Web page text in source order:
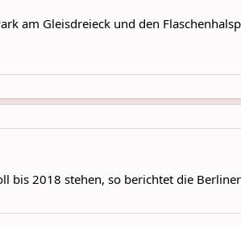
am Gleisdreieck und den
bis 2018 stehen, so berichtet die